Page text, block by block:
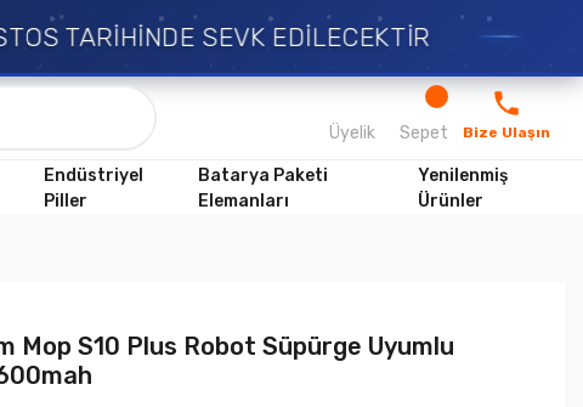
TARİHİNDE SEVK EDİLECEKTİR
Üyelik Sepet Bize Ulaşın
Endüstriyel
Piller
Batarya Paketi
Elemanları
Yenilenmiş
Ürünler
Mop S10 Plus Robot Süpürge Uyumlu